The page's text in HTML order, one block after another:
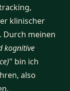
klinischer
Durch meinen
kognitive
" bin ich
also